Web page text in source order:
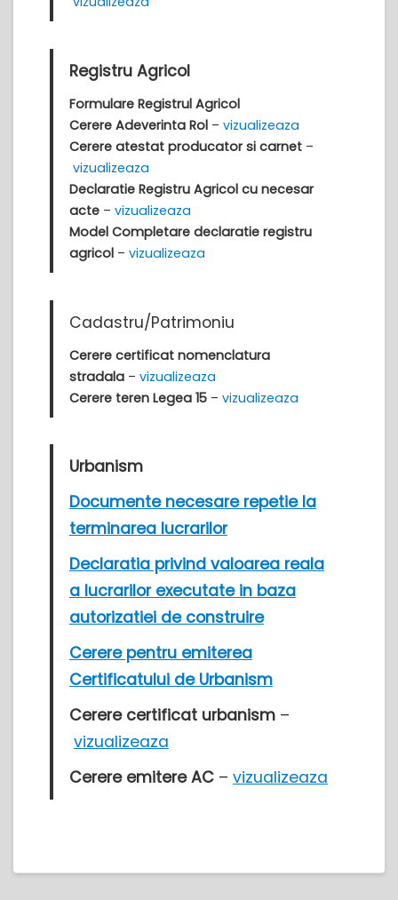
Registru Agricol
Formulare Registrul Agricol
Cerere Adeverinta Rol– vizualizeaza
Cerere atestat producator si carnet–
vizualizeaza
Declaratie Registru Agricol cu necesar
acte– vizualizeaza
Model Completare declaratie registru
agricol– vizualizeaza
Cadastru/Patrimoniu
Cerere certificat nomenclatura
stradala– vizualizeaza
Cerere teren Legea 15– vizualizeaza
Urbanism
Documente necesare repetie la
terminarea lucrarilor
Declaratia privind valoarea reala
a lucrarilor executate in baza
autorizatiei de construire
Cerere pentru emiterea
Certificatului de Urbanism
Cerere certificat urbanism–
vizualizeaza
Cerere emitere AC– vizualizeaza